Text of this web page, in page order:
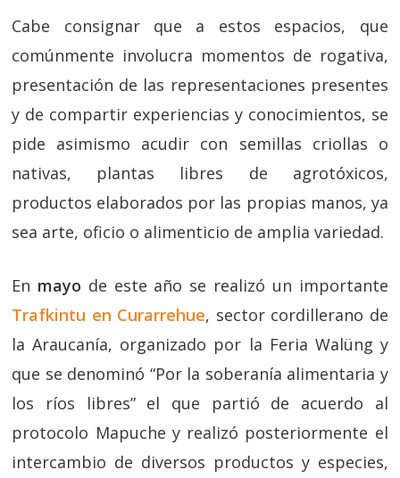
Cabe consignar que a estos espacios, que
comúnmente involucra momentos de rogativa,
presentación de las representaciones presentes
y de compartir experiencias y conocimientos, se
pide asimismo acudir con semillas criollas o
nativas, plantas libres de agrotóxicos,
productos elaborados por las propias manos, ya
sea arte, oficio o alimenticio de amplia variedad.
En mayo de este año se realizó un importante
Trafkintu en Curarrehue, sector cordillerano de
la Araucanía, organizado por la Feria Walüng y
que se denominó “Por la soberanía alimentaria y
los ríos libres” el que partió de acuerdo al
protocolo Mapuche y realizó posteriormente el
intercambio de diversos productos y especies,